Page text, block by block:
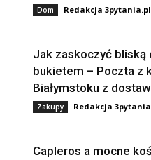
Dom Redakcja 3pytania.pl
Jak zaskoczyć bliską
bukietem – Poczta z
Białymstoku z
Zakupy Redakcja
Capleros a mocne